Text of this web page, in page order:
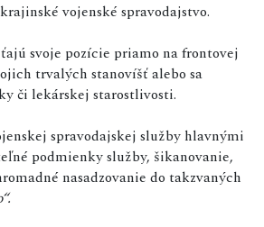
vojenské spravodajstvo.
svoje pozície priamo na frontovej
trvalých stanovíšť alebo sa
či lekárskej starostlivosti.
spravodajskej služby hlavnými
podmienky služby, šikanovanie,
nasadzovanie do takzvaných